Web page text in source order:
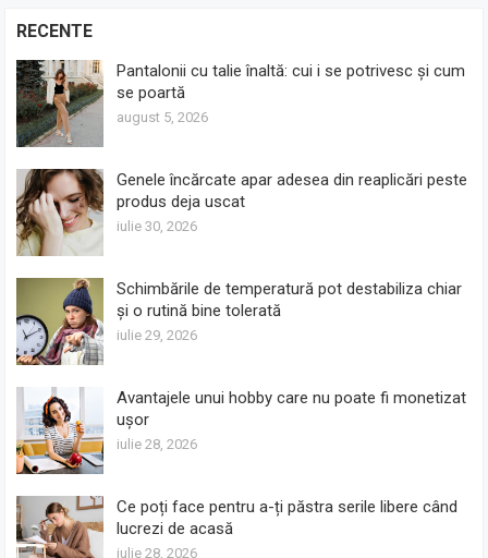
RECENTE
Pantalonii cu talie înaltă: cui i se potrivesc și cum
se poartă
august 5, 2026
Genele încărcate apar adesea din reaplicări peste
produs deja uscat
iulie 30, 2026
Schimbările de temperatură pot destabiliza chiar
și o rutină bine tolerată
iulie 29, 2026
Avantajele unui hobby care nu poate fi monetizat
ușor
iulie 28, 2026
Ce poți face pentru a-ți păstra serile libere când
lucrezi de acasă
iulie 28, 2026